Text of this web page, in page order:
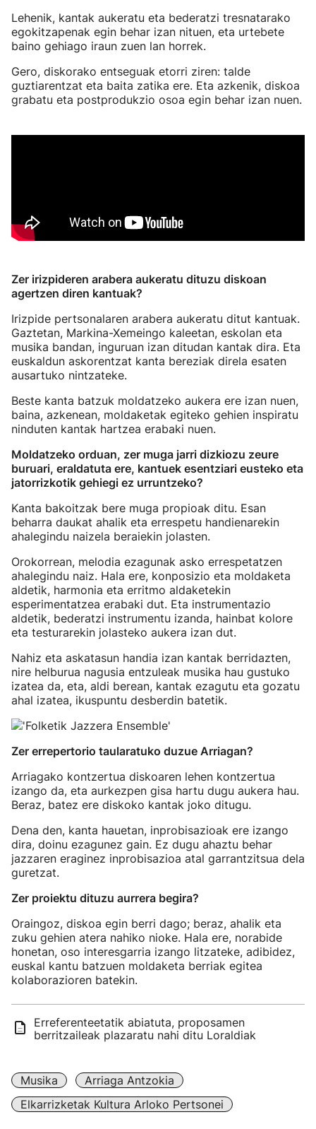
Lehenik, kantak aukeratu eta bederatzi tresnatarako
egokitzapenak egin behar izan nituen, eta urtebete
baino gehiago iraun zuen lan horrek.
Gero, diskorako entseguak etorri ziren: talde
guztiarentzat eta baita zatika ere. Eta azkenik, diskoa
grabatu eta postprodukzio osoa egin behar izan nuen.
Zer irizpideren arabera aukeratu dituzu diskoan
agertzen diren kantuak?
Irizpide pertsonalaren arabera aukeratu ditut kantuak.
Gaztetan, Markina-Xemeingo kaleetan, eskolan eta
musika bandan, inguruan izan ditudan kantak dira. Eta
euskaldun askorentzat kanta bereziak direla esaten
ausartuko nintzateke.
Beste kanta batzuk moldatzeko aukera ere izan nuen,
baina, azkenean, moldaketak egiteko gehien inspiratu
ninduten kantak hartzea erabaki nuen.
Moldatzeko orduan, zer muga jarri dizkiozu zeure
buruari, eraldatuta ere, kantuek esentziari eusteko eta
jatorrizkotik gehiegi ez urruntzeko?
Kanta bakoitzak bere muga propioak ditu. Esan
beharra daukat ahalik eta errespetu handienarekin
ahalegindu naizela beraiekin jolasten.
Orokorrean, melodia ezagunak asko errespetatzen
ahalegindu naiz. Hala ere, konposizio eta moldaketa
aldetik, harmonia eta erritmo aldaketekin
esperimentatzea erabaki dut. Eta instrumentazio
aldetik, bederatzi instrumentu izanda, hainbat kolore
eta testurarekin jolasteko aukera izan dut.
Nahiz eta askatasun handia izan kantak berridazten,
nire helburua nagusia entzuleak musika hau gustuko
izatea da, eta, aldi berean, kantak ezagutu eta gozatu
ahal izatea, ikuspuntu desberdin batetik.
Zer errepertorio taularatuko duzue Arriagan?
Arriagako kontzertua diskoaren lehen kontzertua
izango da, eta aurkezpen gisa hartu dugu aukera hau.
Beraz, batez ere diskoko kantak joko ditugu.
Dena den, kanta hauetan, inprobisazioak ere izango
dira, doinu ezagunez gain. Ez dugu ahaztu behar
jazzaren eraginez inprobisazioa atal garrantzitsua dela
guretzat.
Zer proiektu dituzu aurrera begira?
Oraingoz, diskoa egin berri dago; beraz, ahalik eta
zuku gehien atera nahiko nioke. Hala ere, norabide
honetan, oso interesgarria izango litzateke, adibidez,
euskal kantu batzuen moldaketa berriak egitea
kolaborazioren batekin.
Erreferenteetatik abiatuta, proposamen
berritzaileak plazaratu nahi ditu Loraldiak
Musika
Arriaga Antzokia
Elkarrizketak Kultura Arloko Pertsonei